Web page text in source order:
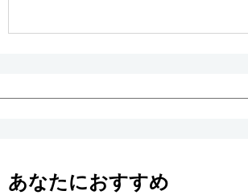
あなたにおすすめ